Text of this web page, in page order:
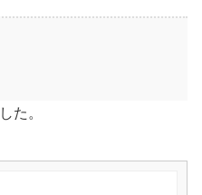
た。